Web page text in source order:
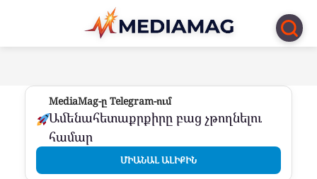
Перейти
контенту
MediaMag-ը Telegram-ում
Ամենահետաքրքիրը բաց չթողնելու
համար
ՄԻԱՆԱԼ ԱԼԻՔԻՆ